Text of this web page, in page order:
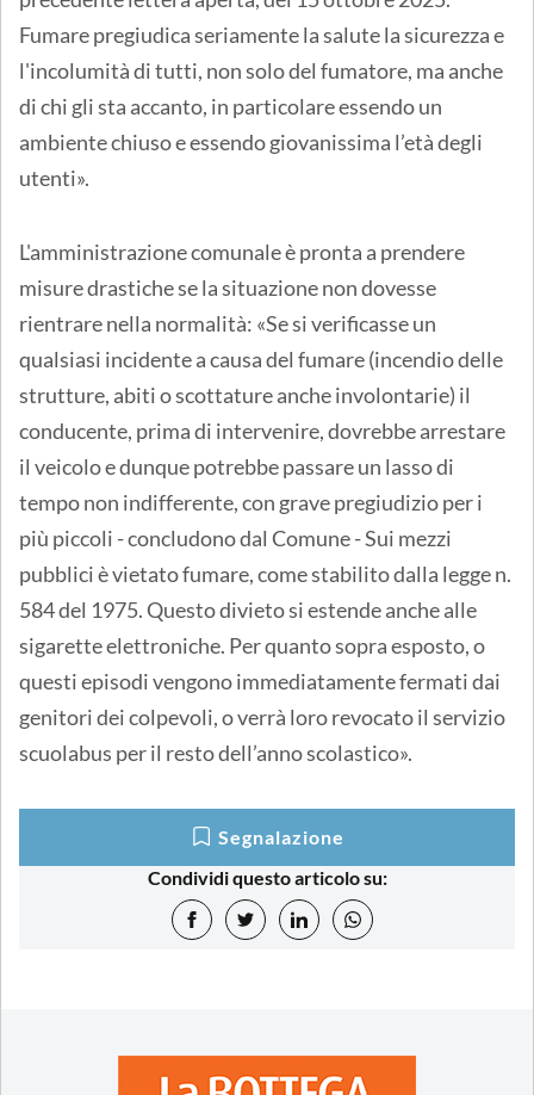
Fumare pregiudica seriamente la salute la sicurezza e
l'incolumità di tutti, non solo del fumatore, ma anche
di chi gli sta accanto, in particolare essendo un
ambiente chiuso e essendo giovanissima l’età degli
utenti».
L'amministrazione comunale è pronta a prendere
misure drastiche se la situazione non dovesse
rientrare nella normalità: «Se si verificasse un
qualsiasi incidente a causa del fumare (incendio delle
strutture, abiti o scottature anche involontarie) il
conducente, prima di intervenire, dovrebbe arrestare
il veicolo e dunque potrebbe passare un lasso di
tempo non indifferente, con grave pregiudizio per i
più piccoli - concludono dal Comune - Sui mezzi
pubblici è vietato fumare, come stabilito dalla legge n.
584 del 1975. Questo divieto si estende anche alle
sigarette elettroniche. Per quanto sopra esposto, o
questi episodi vengono immediatamente fermati dai
genitori dei colpevoli, o verrà loro revocato il servizio
scuolabus per il resto dell’anno scolastico».
Segnalazione
Condividi questo articolo su: